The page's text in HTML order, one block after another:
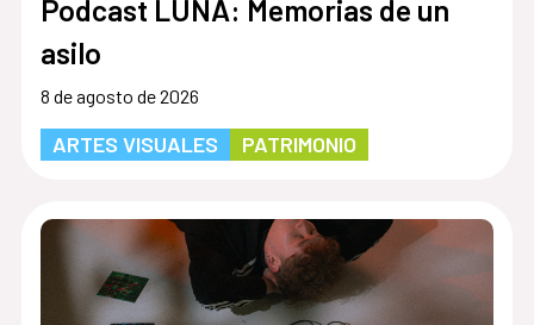
Podcast LUNA: Memorias de un
asilo
8 de agosto de 2026
ARTES VISUALES PATRIMONIO